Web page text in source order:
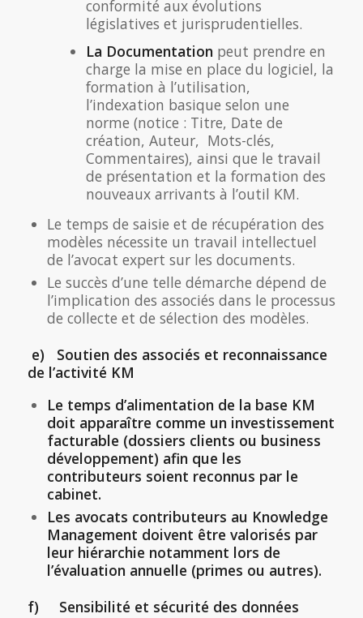
conformité aux évolutions
législatives et jurisprudentielles.
La Documentation peut prendre en
charge la mise en place du logiciel, la
formation à l’utilisation,
l’indexation basique selon une
norme (notice : Titre, Date de
création, Auteur, Mots-clés,
Commentaires), ainsi que le travail
de présentation et la formation des
nouveaux arrivants à l’outil KM.
Le temps de saisie et de récupération des
modèles nécessite un travail intellectuel
de l’avocat expert sur les documents.
Le succès d’une telle démarche dépend de
l’implication des associés dans le processus
de collecte et de sélection des modèles.
e) Soutien des associés et reconnaissance
de l’activité KM
Le temps d’alimentation de la base KM
doit apparaître comme un investissement
facturable (dossiers clients ou business
développement) afin que les
contributeurs soient reconnus par le
cabinet.
Les avocats contributeurs au Knowledge
Management doivent être valorisés par
leur hiérarchie notamment lors de
l’évaluation annuelle (primes ou autres).
f) Sensibilité et sécurité des données